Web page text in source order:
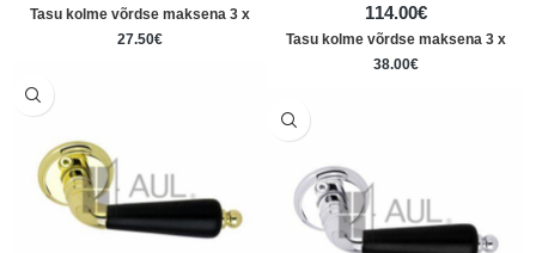
114.00€
Tasu kolme võrdse maksena 3 x
38.00€
Tasu kolme võrdse maksena 3 x
27.50€